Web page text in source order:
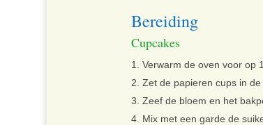
Bereiding
Cupcakes
Verwarm de oven voor op
Zet de papieren cups in de
Zeef de bloem en het
Mix met een garde de